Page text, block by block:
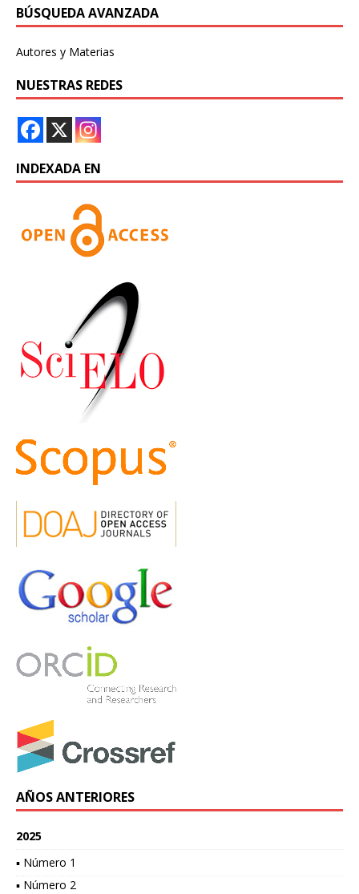
BÚSQUEDA AVANZADA
Autores y Materias
NUESTRAS REDES
INDEXADA EN
AÑOS ANTERIORES
2025
▪ Número 1
▪ Número 2